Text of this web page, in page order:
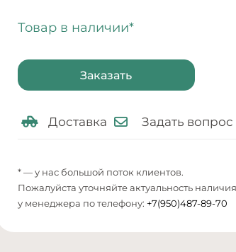
Товар в наличии*
Заказать
Доставка Задать вопрос
* — у нас большой поток клиентов.
Пожалуйста уточняйте актуальность наличия
у менеджера по телефону: +7(950)487-89-70